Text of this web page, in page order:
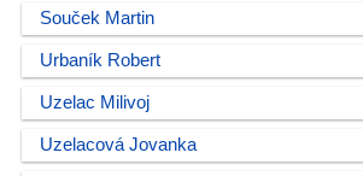
Souček Martin
Urbaník Robert
Uzelac Milivoj
Uzelacová Jovanka